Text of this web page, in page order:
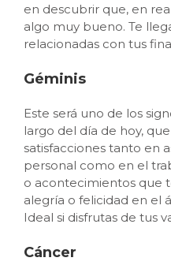
en descubrir que, en
algo muy bueno. Te
relacionadas con tus
Géminis
Este será uno de los
largo del día de hoy,
satisfacciones tanto en
personal como en el
o acontecimientos que
alegría o felicidad en el
Ideal si disfrutas de tus
Cáncer